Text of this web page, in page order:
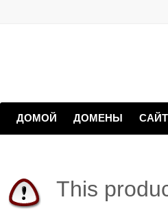
ДОМОЙ ДОМЕНЫ
This